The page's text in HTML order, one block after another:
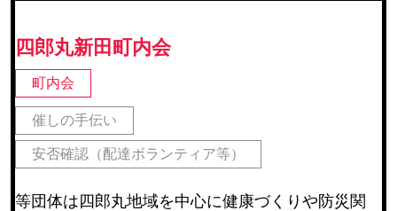
四郎丸新田町内会
町内会
催しの手伝い
安否確認（配達ボランティア等）
等団体は四郎丸地域を中心に健康づくりや防災関